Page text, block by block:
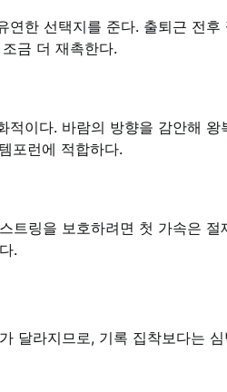
한 선택지를 준다. 출퇴근 전
금 더 재촉한다.
이다. 바람의 방향을 감안해
포런에 적합하다.
링을 보호하려면 첫 가속은
.
달라지므로, 기록 집착보다는